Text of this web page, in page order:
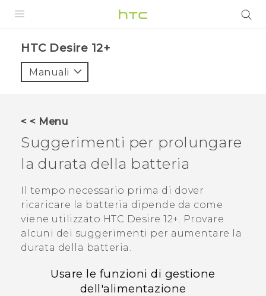
VIVE
VIVERSE
ASSISTENZA
Accessori e dispositivi HTC
Accesso
HTC Desire 12+‎
Manuali
< < Menu
Suggerimenti per prolungare
la durata della batteria
Il tempo necessario prima di dover
ricaricare la batteria dipende da come
viene utilizzato HTC Desire 12+. Provare
alcuni dei suggerimenti per aumentare la
durata della batteria.
Usare le funzioni di gestione
dell'alimentazione